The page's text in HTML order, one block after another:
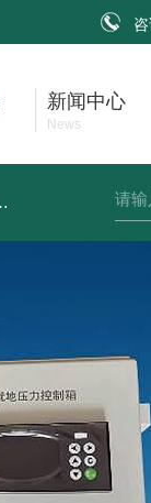
新闻中心
News
供应卫生齐平膜